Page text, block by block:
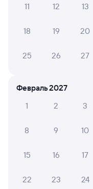
11 12 13
18 19 20
25 26 27
Февраль 2027
1
2 3
8 9 10
15 16 17
22 23 24